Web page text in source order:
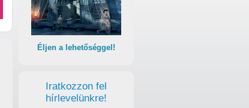
Éljen a lehetőséggel!
Iratkozzon fel
hírlevelünkre!